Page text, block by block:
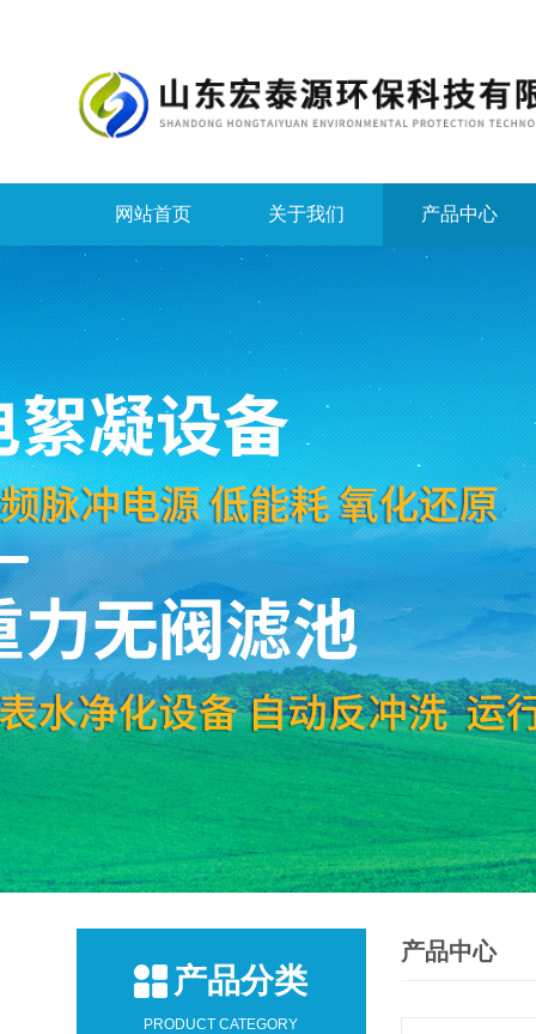
网站首页 关于我们 产品中心
产品分类
PRODUCT CATEGORY
产品中心